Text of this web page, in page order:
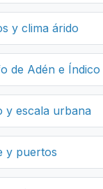
y clima árido
de Adén e Índico
y escala urbana
y puertos